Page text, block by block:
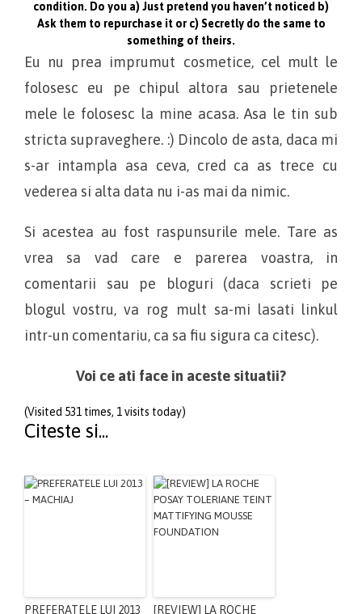
condition. Do you a) Just pretend you haven’t noticed b)
Ask them to repurchase it or c) Secretly do the same to
something of theirs.
Eu nu prea imprumut cosmetice, cel mult le
folosesc eu pe chipul altora sau prietenele
mele le folosesc la mine acasa. Asa le tin sub
stricta supraveghere. :) Dincolo de asta, daca mi
s-ar intampla asa ceva, cred ca as trece cu
vederea si alta data nu i-as mai da nimic.
Si acestea au fost raspunsurile mele. Tare as
vrea sa vad care e parerea voastra, in
comentarii sau pe bloguri (daca scrieti pe
blogul vostru, va rog mult sa-mi lasati linkul
intr-un comentariu, ca sa fiu sigura ca citesc).
Voi ce ati face in aceste situatii?
(Visited 531 times, 1 visits today)
Citeste si...
PREFERATELE LUI 2013
[REVIEW] LA ROCHE